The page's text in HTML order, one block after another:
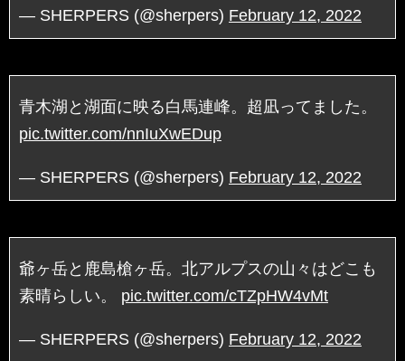
— SHERPERS (@sherpers) February 12, 2022
青木湖と湖面に映る白馬連峰。超凪ってました。
pic.twitter.com/nnIuXwEDup
— SHERPERS (@sherpers) February 12, 2022
爺ヶ岳と鹿島槍ヶ岳。北アルプスの山々はどこも
素晴らしい。 pic.twitter.com/cTZpHW4vMt
— SHERPERS (@sherpers) February 12, 2022